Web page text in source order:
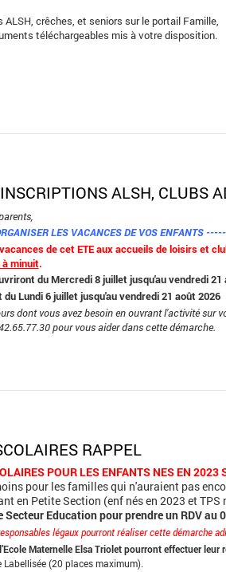
crêches, et seniors sur le portail Famille,
téléchargeables mis à votre disposition.
INSCRIPTIONS ALSH, CLUBS
LES VACANCES DE VOS ENFANTS
de cet ETE aux accueils de loisirs et
à minuit.
du Mercredi 8 juillet jusqu'au vendredi 21
Lundi 6 juillet jusqu'au vendredi 21 août 2026
dont vous avez besoin en ouvrant l'activité sur
pour vous aider dans cette démarche.
RAPPEL
POUR LES ENFANTS NES EN 2023
pour les familles qui n'auraient pas
en Petite Section (enf nés en 2023 et TPS
Secteur Education pour prendre un RDV au0
légaux pourront réaliser cette démarche
Maternelle Elsa Triolet pourront effectuer leur
Labellisée (20 places maximum).